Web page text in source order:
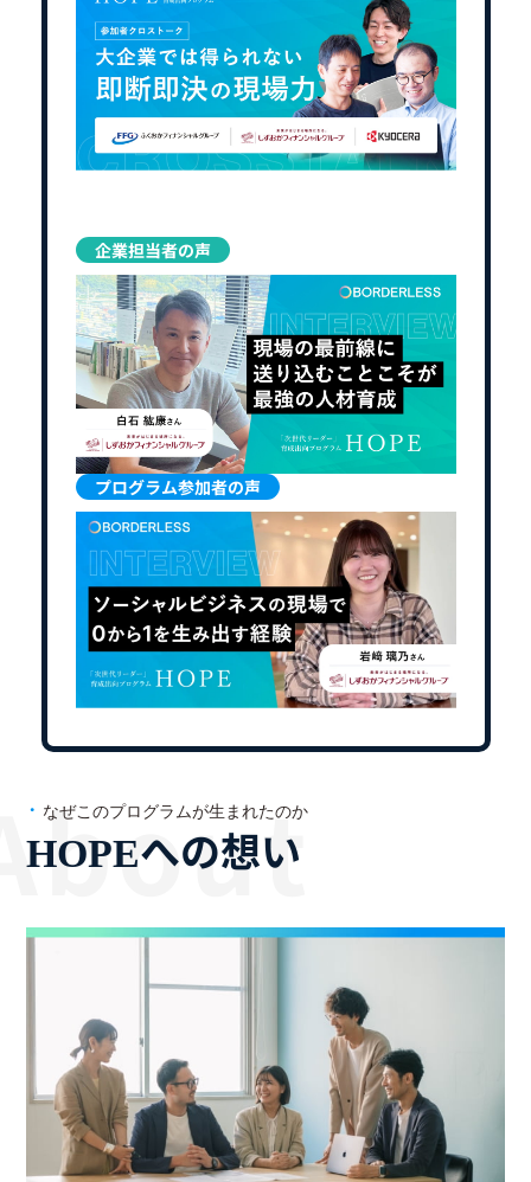
企業担当者の声
プログラム参加者の声
なぜこのプログラムが生まれたのか
HOPEへの想い